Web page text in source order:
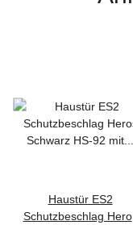
Haustür ES2
Schutzbeschlag Heros